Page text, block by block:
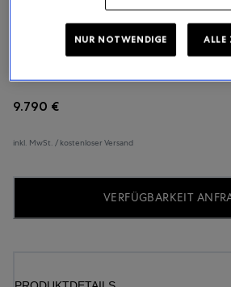
Chopard
Happy Sport
9.790 €
inkl. MwSt. / kostenloser Versand
VERFÜGBARKEIT
NUR NOTWENDIGE ALLE